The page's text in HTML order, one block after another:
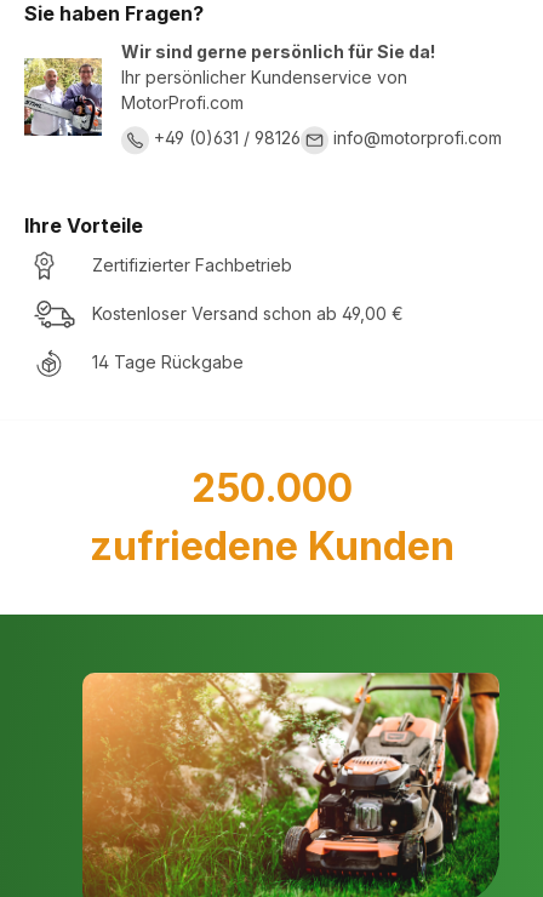
Sie haben Fragen?
Wir sind gerne persönlich für Sie da!
Ihr persönlicher Kundenservice von
MotorProfi.com
+49 (0)631 / 98126
info@motorprofi.com
Ihre Vorteile
Zertifizierter Fachbetrieb
Kostenloser Versand schon ab 49,00 €
14 Tage Rückgabe
250.000
zufriedene Kunden